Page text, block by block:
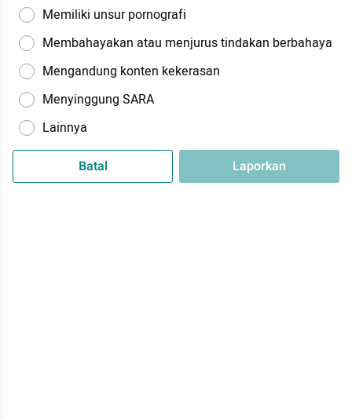
Memiliki unsur pornografi
Membahayakan atau menjurus tindakan berbahaya
Mengandung konten kekerasan
Menyinggung SARA
Lainnya
Batal Laporkan